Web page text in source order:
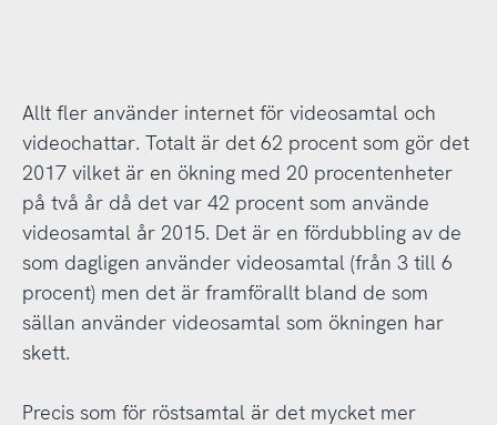
Allt fler använder internet för videosamtal och
videochattar. Totalt är det 62 procent som gör det
2017 vilket är en ökning med 20 procentenheter
på två år då det var 42 procent som använde
videosamtal år 2015. Det är en fördubbling av de
som dagligen använder videosamtal (från 3 till 6
procent) men det är framförallt bland de som
sällan använder videosamtal som ökningen har
skett.
Precis som för röstsamtal är det mycket mer